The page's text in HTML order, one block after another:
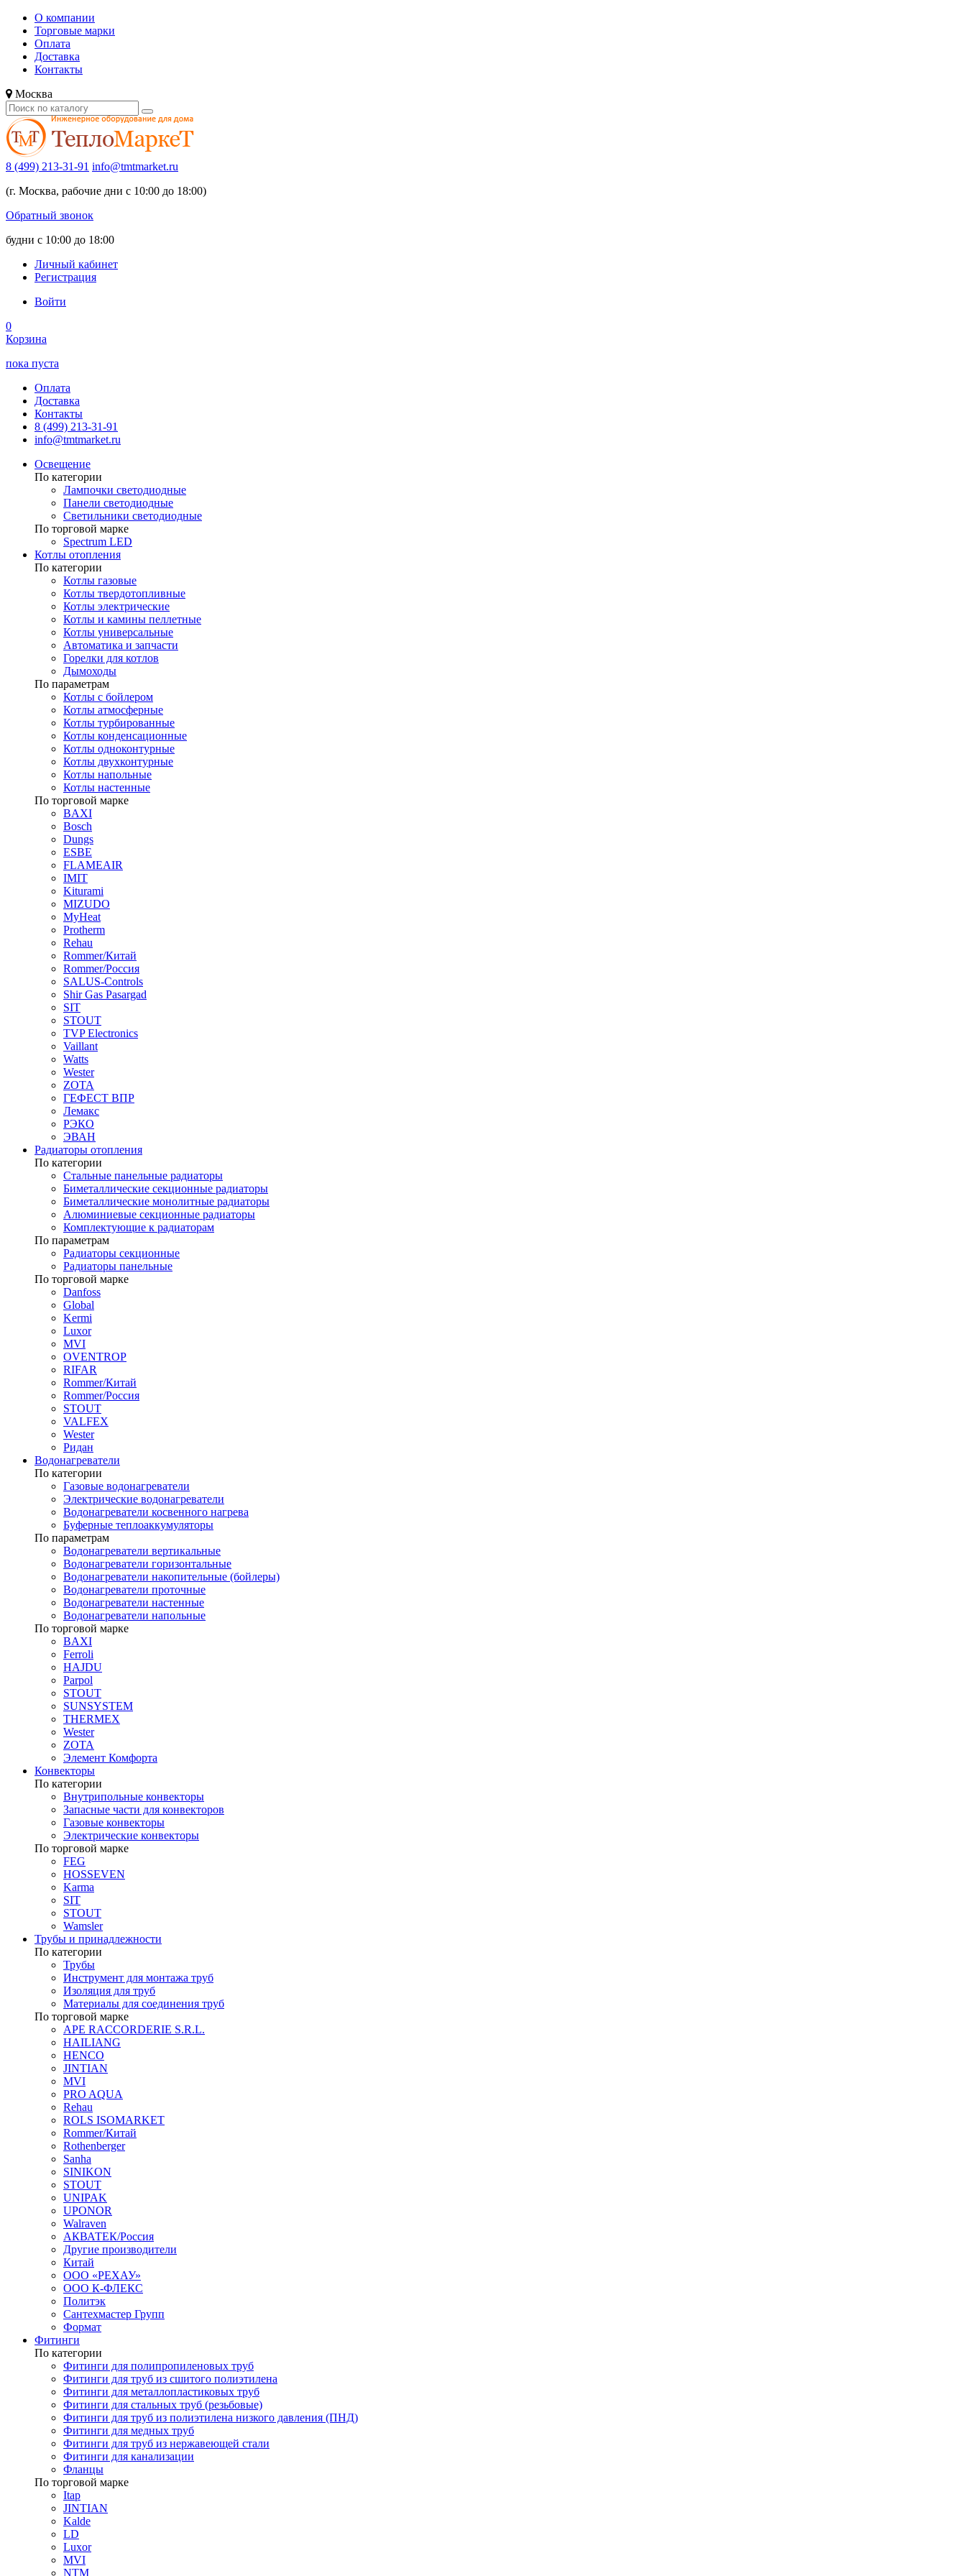
О компании
Торговые марки
Оплата
Доставка
Контакты
Москва
8 (499) 213-31-91 info@tmtmarket.ru
(г. Москва, рабочие дни с 10:00 до 18:00)
Обратный звонок
будни с 10:00 до 18:00
Личный кабинет
Регистрация
Войти
0
Корзина
пока пуста
Оплата
Доставка
Контакты
8 (499) 213-31-91
info@tmtmarket.ru
Освещение
По категории
Лампочки светодиодные
Панели светодиодные
Светильники светодиодные
По торговой марке
Spectrum LED
Котлы отопления
По категории
Котлы газовые
Котлы твердотопливные
Котлы электрические
Котлы и камины пеллетные
Котлы универсальные
Автоматика и запчасти
Горелки для котлов
Дымоходы
По параметрам
Котлы с бойлером
Котлы атмосферные
Котлы турбированные
Котлы конденсационные
Котлы одноконтурные
Котлы двухконтурные
Котлы напольные
Котлы настенные
По торговой марке
BAXI
Bosch
Dungs
ESBE
FLAMEAIR
IMIT
Kiturami
MIZUDO
MyHeat
Protherm
Rehau
Rommer/Китай
Rommer/Россия
SALUS-Controls
Shir Gas Pasargad
SIT
STOUT
TVP Electronics
Vaillant
Watts
Wester
ZOTA
ГЕФЕСТ ВПР
Лемакс
РЭКО
ЭВАН
Радиаторы отопления
По категории
Стальные панельные радиаторы
Биметаллические секционные радиаторы
Биметаллические монолитные радиаторы
Алюминиевые секционные радиаторы
Комплектующие к радиаторам
По параметрам
Радиаторы секционные
Радиаторы панельные
По торговой марке
Danfoss
Global
Kermi
Luxor
MVI
OVENTROP
RIFAR​
Rommer/Китай
Rommer/Россия
STOUT
VALFEX
Wester
Ридан
Водонагреватели
По категории
Газовые водонагреватели
Электрические водонагреватели
Водонагреватели косвенного нагрева
Буферные теплоаккумуляторы
По параметрам
Водонагреватели вертикальные
Водонагреватели горизонтальные
Водонагреватели накопительные (бойлеры)
Водонагреватели проточные
Водонагреватели настенные
Водонагреватели напольные
По торговой марке
BAXI
Ferroli
HAJDU
Parpol
STOUT
SUNSYSTEM
THERMEX
Wester
ZOTA
Элемент Комфорта
Конвекторы
По категории
Внутрипольные конвекторы
Запасные части для конвекторов
Газовые конвекторы
Электрические конвекторы
По торговой марке
FEG
HOSSEVEN
Karma
SIT
STOUT
Wamsler
Трубы и принадлежности
По категории
Трубы
Инструмент для монтажа труб
Изоляция для труб
Материалы для соединения труб
По торговой марке
APE RACCORDERIE S.R.L.
HAILIANG
HENCO
JINTIAN
MVI
PRO AQUA
Rehau
ROLS ISOMARKET
Rommer/Китай
Rothenberger
Sanha
SINIKON
STOUT
UNIPAK
UPONOR
Walraven
АКВАТЕК/Россия
Другие производители
Китай
ООО «РЕХАУ»
ООО К-ФЛЕКС
Политэк
Сантехмастер Групп
Формат
Фитинги
По категории
Фитинги для полипропиленовых труб
Фитинги для труб из сшитого полиэтилена
Фитинги для металлопластиковых труб
Фитинги для стальных труб (резьбовые)
Фитинги для труб из полиэтилена низкого давления (ПНД)
Фитинги для медных труб
Фитинги для труб из нержавеющей стали
Фитинги для канализации
Фланцы
По торговой марке
Itap
JINTIAN
Kalde
LD
Luxor
MVI
NTM